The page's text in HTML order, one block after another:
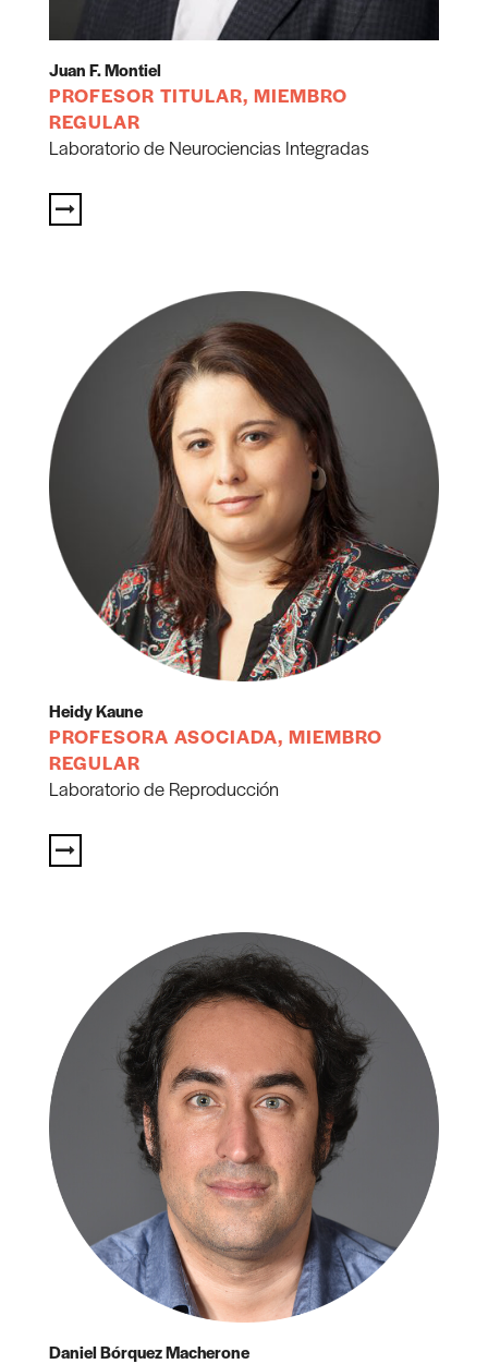
Juan F. Montiel
PROFESOR TITULAR, MIEMBRO
REGULAR
Laboratorio de Neurociencias Integradas
Heidy Kaune
PROFESORA ASOCIADA, MIEMBRO
REGULAR
Laboratorio de Reproducción
Daniel Bórquez Macherone